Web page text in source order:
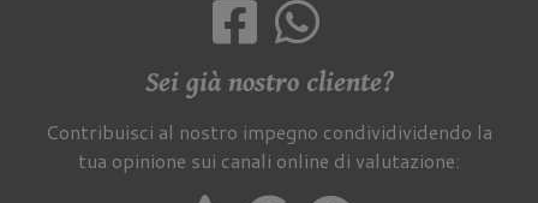
Sei già nostro cliente?
Contribuisci al nostro impegno condividividendo la
tua opinione sui canali online di valutazione: